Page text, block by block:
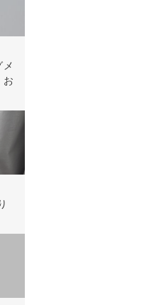
お